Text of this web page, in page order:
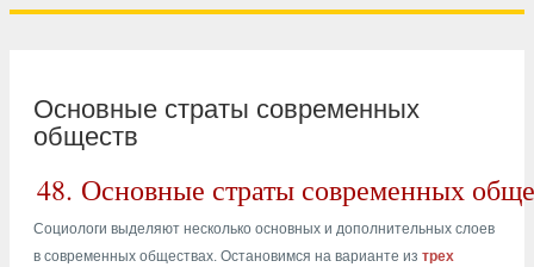
Основные страты современных
обществ
48. Основные страты современных
Социологи выделяют несколько основных и дополнительных слоев
в современных обществах. Остановимся на варианте из трех